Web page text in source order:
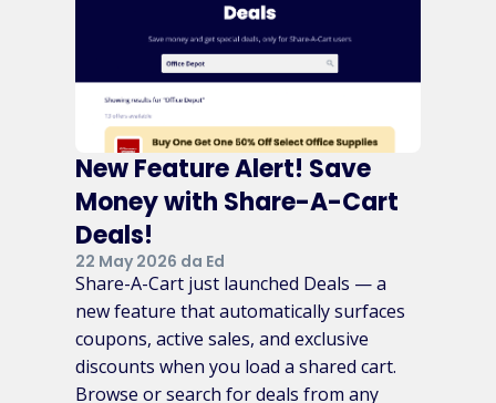
New Feature Alert! Save
Money with Share-A-Cart
Deals!
22 May 2026 da Ed
Share-A-Cart just launched Deals — a
new feature that automatically surfaces
coupons, active sales, and exclusive
discounts when you load a shared cart.
Browse or search for deals from any